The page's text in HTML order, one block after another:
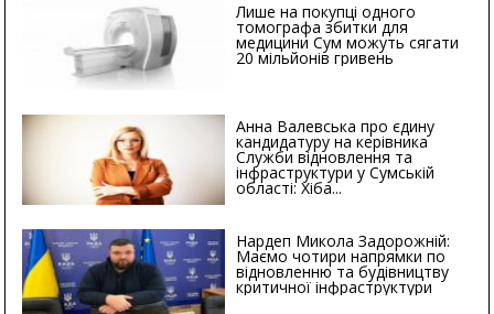
Лише на покупці одного
томографа збитки для
медицини Сум можуть сягати
20 мільйонів гривень
Анна Валевська про єдину
кандидатуру на керівника
Служби відновлення та
інфраструктури у Сумській
області: Хіба...
Нардеп Микола Задорожній:
Маємо чотири напрямки по
відновленню та будівництву
критичної інфраструктури